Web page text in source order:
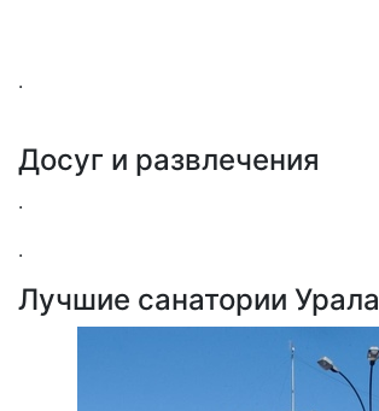
.
Досуг и развлечения
.
.
Лучшие санатории Урала